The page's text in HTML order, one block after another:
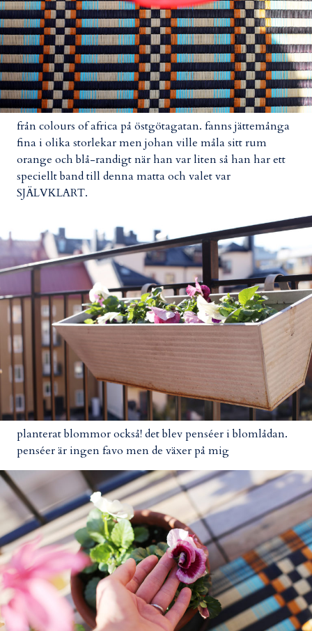
från colours of africa på östgötagatan. fanns jättemånga
fina i olika storlekar men johan ville måla sitt rum
orange och blå-randigt när han var liten så han har ett
speciellt band till denna matta och valet var
SJÄLVKLART.
planterat blommor också! det blev penséer i blomlådan.
penséer är ingen favo men de växer på mig